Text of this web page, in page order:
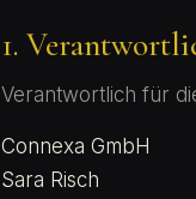
1.
Verantwortlich für
Connexa GmbH
Sara Risch